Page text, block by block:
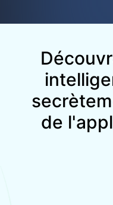
de